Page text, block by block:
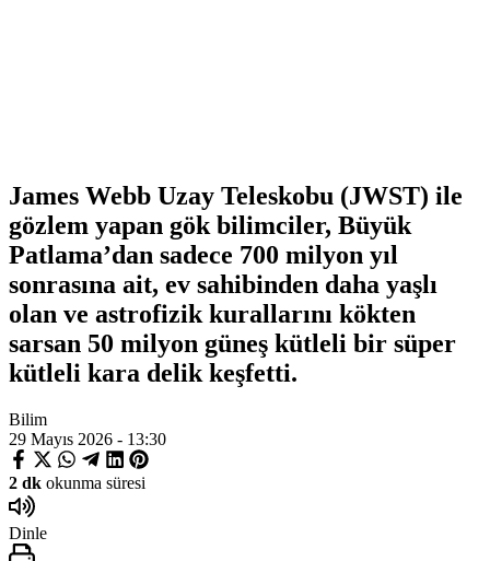
James Webb Uzay Teleskobu (JWST) ile
gözlem yapan gök bilimciler, Büyük
Patlama’dan sadece 700 milyon yıl
sonrasına ait, ev sahibinden daha yaşlı
olan ve astrofizik kurallarını kökten
sarsan 50 milyon güneş kütleli bir süper
kütleli kara delik keşfetti.
Bilim
29 Mayıs 2026 - 13:30
2 dk okunma süresi
Dinle